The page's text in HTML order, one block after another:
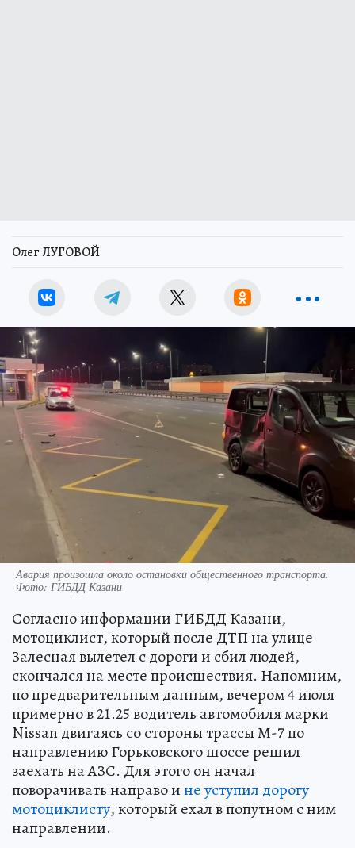
Олег ЛУГОВОЙ
Авария произошла около остановки общественного транспорта.
Фото: ГИБДД Казани
Согласно информации ГИБДД Казани,
мотоциклист, который после ДТП на улице
Залесная вылетел с дороги и сбил людей,
скончался на месте происшествия. Напомним,
по предварительным данным, вечером 4 июля
примерно в 21.25 водитель автомобиля марки
Nissan двигаясь со стороны трассы М-7 по
направлению Горьковского шоссе решил
заехать на АЗС. Для этого он начал
поворачивать направо ине уступил дорогу
мотоциклисту, который ехал в попутном с ним
направлении.